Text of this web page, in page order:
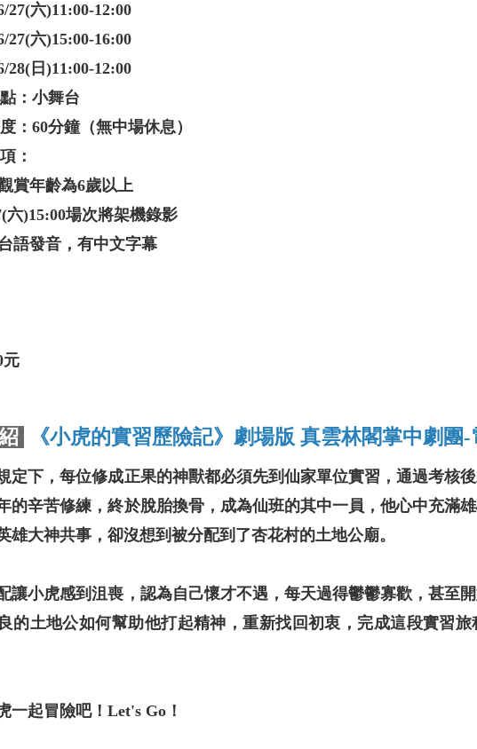
27(六)11:00-12:00
27(六)15:00-16:00
28(日)11:00-12:00
：小舞台
：60分鐘（無中場休息）
：
賞年齡為6歲以上
)15:00場次將架機錄影
語發音，有中文字幕
元
《小虎的實習歷險記》劇場版 真雲林閣掌中劇團
定下，每位修成正果的神獸都必須先到仙家單位實習，通過考核
的辛苦修練，終於脫胎換骨，成為仙班的其中一員，他心中充滿
雄大神共事，卻沒想到被分配到了杏花村的土地公廟。
讓小虎感到沮喪，認為自己懷才不遇，每天過得鬱鬱寡歡，甚至
的土地公如何幫助他打起精神，重新找回初衷，完成這段實習
一起冒險吧！Let's Go！